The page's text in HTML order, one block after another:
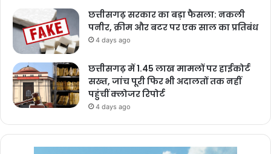
छत्तीसगढ़ सरकार का बड़ा फैसला: नकली
पनीर, क्रीम और बटर पर एक साल का प्रतिबंध
4 days ago
छत्तीसगढ़ में 1.45 लाख मामलों पर हाईकोर्ट
सख्त, जांच पूरी फिर भी अदालतों तक नहीं
पहुंचीं क्लोजर रिपोर्ट
4 days ago